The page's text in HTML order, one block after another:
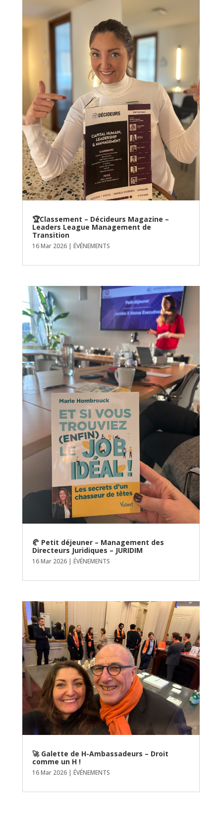
🏆Classement – Décideurs Magazine –
Leaders League Management de
Transition
16 Mar 2026| ÉVÉNEMENTS
🥐 Petit déjeuner – Management des
Directeurs Juridiques – JURIDIM
16 Mar 2026| ÉVÉNEMENTS
🚀 Galette de H-Ambassadeurs – Droit
comme un H !
16 Mar 2026| ÉVÉNEMENTS